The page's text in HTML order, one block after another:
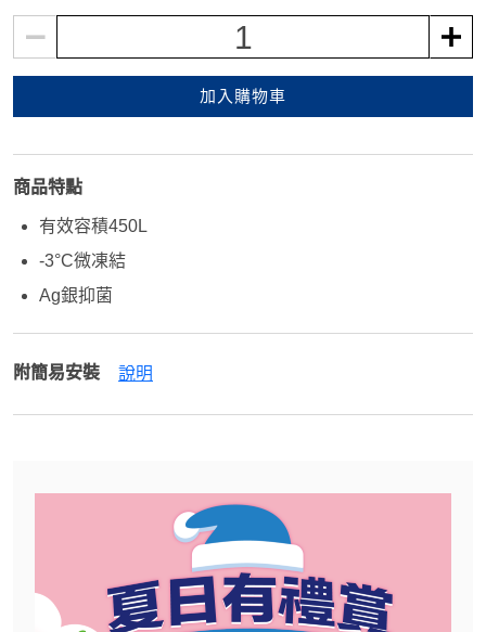
1
加入購物車
商品特點
有效容積450L
-3°C微凍結
Ag銀抑菌
附簡易安裝 說明